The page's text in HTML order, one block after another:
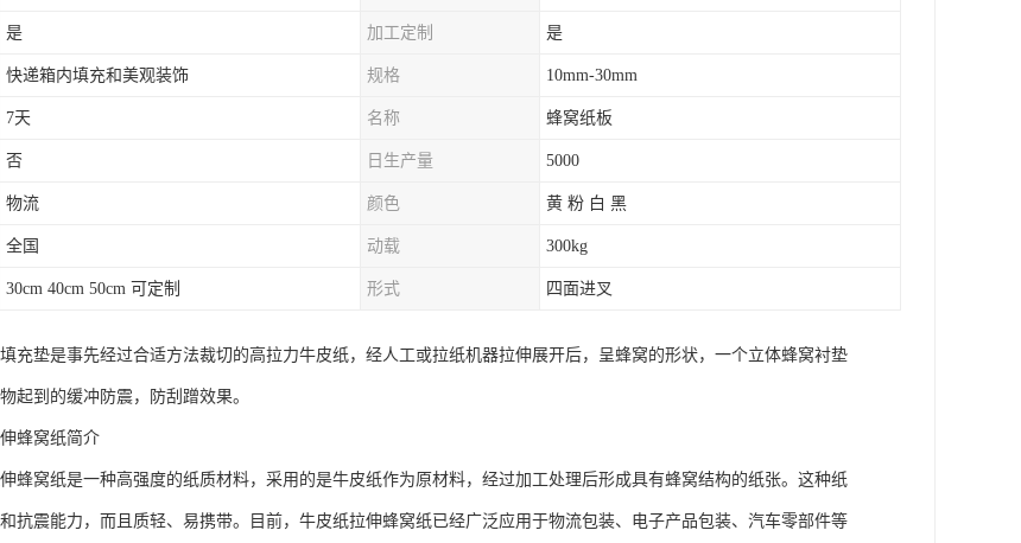
是 加工定制 是
快递箱内填充和美观装饰 规格 10mm-30mm
7天 名称 蜂窝纸板
否 日生产量 5000
物流 颜色 黄 粉 白 黑
全国 动载 300kg
30cm 40cm 50cm 可定制 形式 四面进叉
充垫是事先经过合适方法裁切的高拉力牛皮纸，经人工或拉纸机器拉伸展开后，呈蜂窝的形状，一个立体蜂窝衬垫
起到的缓冲防震，防刮蹭效果。
蜂窝纸简介
蜂窝纸是一种高强度的纸质材料，采用的是牛皮纸作为原材料，经过加工处理后形成具有蜂窝结构的纸张。这种纸
抗震能力，而且质轻、易携带。目前，牛皮纸拉伸蜂窝纸已经广泛应用于物流包装、电子产品包装、汽车零部件等